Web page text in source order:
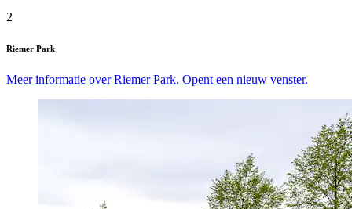
2
Riemer Park
Meer informatie over Riemer Park. Opent een nieuw venster.